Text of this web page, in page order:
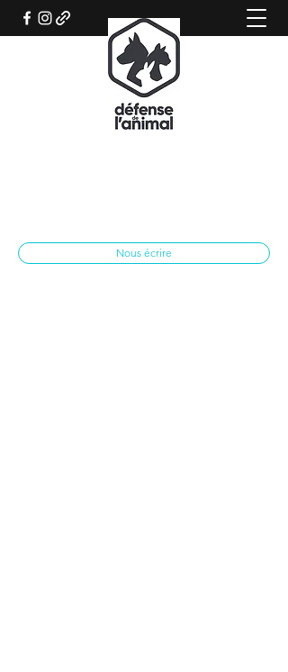
REFUGE CANIN DE SISTERON
Association qui œuvre pour le bien-être
Nous écrire